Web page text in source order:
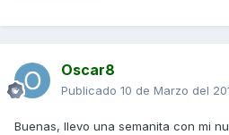
Oscar8
Publicado 10 de Marzo del
Buenas, llevo una semanita con mi